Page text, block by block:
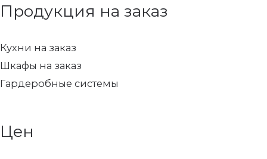
Продукция на заказ
Кухни на заказ
Шкафы на заказ
Гардеробные системы
Цен